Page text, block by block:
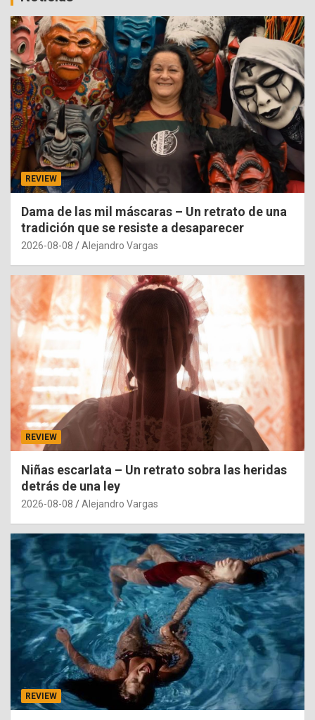
REVIEW
Dama de las mil máscaras – Un retrato de una
tradición que se resiste a desaparecer
2026-08-08 Alejandro Vargas
REVIEW
Niñas escarlata – Un retrato sobra las heridas
detrás de una ley
2026-08-08 Alejandro Vargas
REVIEW